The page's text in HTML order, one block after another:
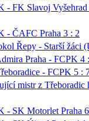
- FK Slavoj Vyšehrad
- ČAFC Praha 3 : 2
Řepy - Starší žáci
Praha - FCPK 4
- FCPK 5 :
mistr z Třeboradic
- SK Motorlet Praha